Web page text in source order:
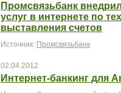
Промсвязьбанк
услуг в интернете по
выставления счетов
Источник: Промсвязьбанк
02.04.2012
Интернет-банкинг для